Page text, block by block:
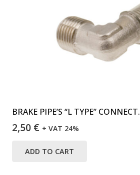
BRAKE PIPE’S “L TYPE” CONNECT.
2,50 € + VAT 24%
ADD TO CART